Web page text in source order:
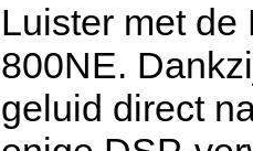
Luister met
800NE.
geluid direct